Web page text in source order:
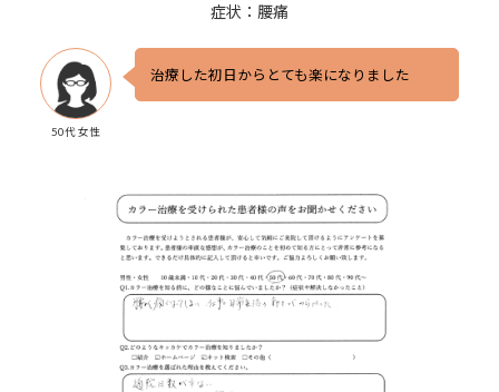
症状：腰痛
50代 女性
治療した初日からとても楽になりました